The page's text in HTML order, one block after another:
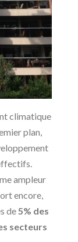
climatique
plan,
ampleur
encore,
de5% des
secteurs